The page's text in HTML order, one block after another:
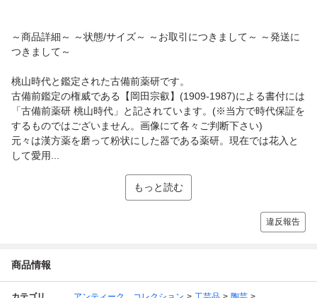
～商品詳細～ ～状態/サイズ～ ～お取引につきまして～ ～発送に
つきまして～
桃山時代と鑑定された古備前薬研です。
古備前鑑定の権威である【岡田宗叡】(1909-1987)による書付には
「古備前薬研 桃山時代」と記されています。(※当方で時代保証を
するものではございません。画像にて各々ご判断下さい)
元々は漢方薬を磨って粉状にした器である薬研。現在では花入と
して愛用...
もっと読む
違反報告
商品情報